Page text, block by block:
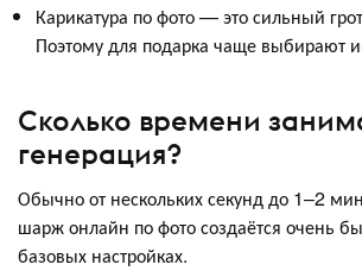
Карикатура по фото — это сильный
Поэтому для подарка чаще выбирают
Сколько времени
генерация?
Обычно от нескольких секунд до 1–2
шарж онлайн по фото создаётся очень
базовых настройках.